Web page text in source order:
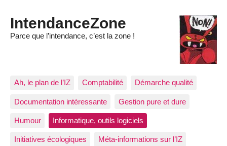
IntendanceZone
Parce que l’intendance, c’est la zone !
Ah, le plan de l’IZ Comptabilité Démarche qualité
Documentation intéressante Gestion pure et dure
Humour Informatique, outils logiciels
Initiatives écologiques Méta-informations sur l’IZ